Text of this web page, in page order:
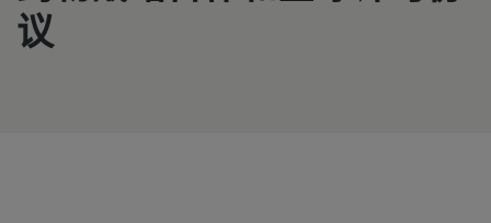
议